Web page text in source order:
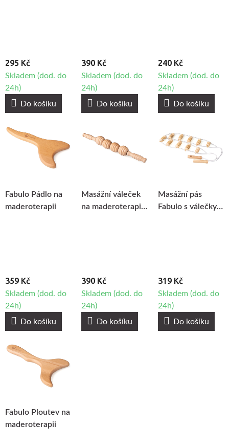
295 Kč
Skladem (dod. do
24h)
Do košíku
390 Kč
Skladem (dod. do
24h)
Do košíku
240 Kč
Skladem (dod. do
24h)
Do košíku
Fabulo Pádlo na
maderoterapii
359 Kč
Skladem (dod. do
24h)
Do košíku
Masážní váleček
na maderoterapii
390 Kč
Skladem (dod. do
24h)
Do košíku
Masážní pás
Fabulo s válečky
319 Kč
Skladem (dod. do
24h)
Do košíku
Fabulo Ploutev na
maderoterapii